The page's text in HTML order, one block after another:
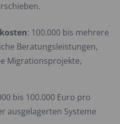
: 100.000 bis mehrere
Beratungsleistungen,
Migrationsprojekte,
bis 100.000 Euro pro
ausgelagerten Systeme